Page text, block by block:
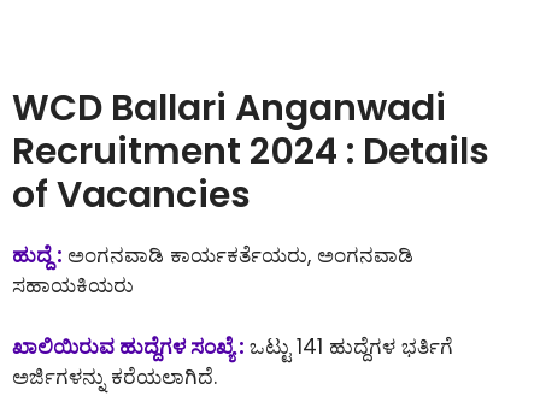
WCD Ballari Anganwadi
Recruitment 2024 : Details
of Vacancies
ಹುದ್ದೆ : ಅಂಗನವಾಡಿ ಕಾರ್ಯಕರ್ತೆಯರು, ಅಂಗನವಾಡಿ
ಸಹಾಯಕಿಯರು
ಖಾಲಿಯಿರುವ ಹುದ್ದೆಗಳ ಸಂಖ್ಯೆ : ಒಟ್ಟು 141 ಹುದ್ದೆಗಳ ಭರ್ತಿಗೆ
ಅರ್ಜಿಗಳನ್ನು ಕರೆಯಲಾಗಿದೆ.